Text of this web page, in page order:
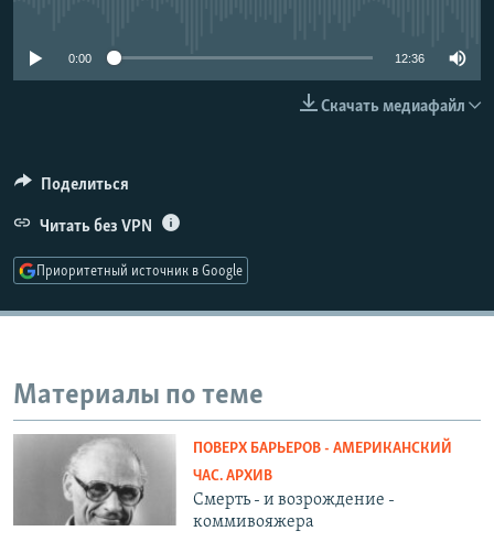
ПОДПИШИТЕСЬ НА РАССЫЛКУ
Все сайты РСЕ/РС
0:00 12:36
Скачать медиафайл
Поделиться
Читать без VPN
Приоритетный источник в Google
Материалы по теме
ПОВЕРХ БАРЬЕРОВ - АМЕРИКАНСКИЙ
ЧАС. АРХИВ
Смерть - и возрождение -
коммивояжера